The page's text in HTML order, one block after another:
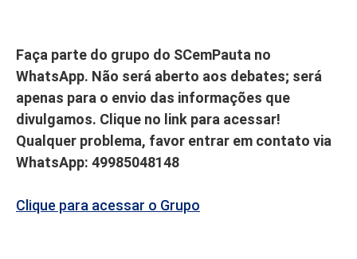
Faça parte do grupo do SCemPauta no
WhatsApp. Não será aberto aos debates; será
apenas para o envio das informações que
divulgamos. Clique no link para acessar!
Qualquer problema, favor entrar em contato via
WhatsApp: 49985048148
Clique para acessar o Grupo